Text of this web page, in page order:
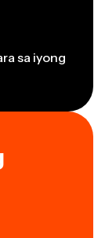
sa iyong